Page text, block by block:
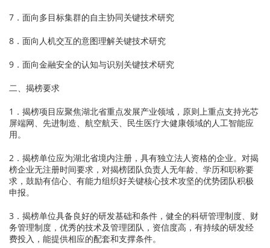
7．面向多目标集群的自主协同关键技术研究
8．面向人机交互的意图理解关键技术研究
9．面向金融安全的认知与识别关键技术研究
二、揭榜要求
1．揭榜项目应聚焦湖北省重点发展产业领域，原则上重点支持光芯
屏端网、先进制造、航空航天、民生医疗大健康领域的人工智能应
用。
2．揭榜单位应为湖北省境内注册，具有独立法人资格的企业。对揭
榜企业无注册时间要求，对揭榜团队负责人无年龄、学历和职称要
求，鼓励有信心、有能力组织好关键核心技术攻坚的优势团队积极
申报。
3．揭榜单位具备良好的研发基础和条件，健全的科研管理制度、财
务管理制度，优秀的技术及管理团队，资信度高，有持续的研发经
费投入，能提供相应的配套和支撑条件。